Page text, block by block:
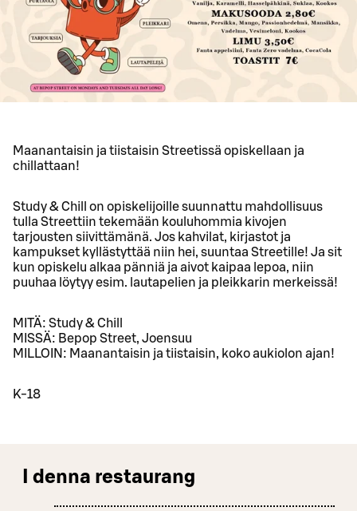
Maanantaisin ja tiistaisin Streetissä opiskellaan ja
chillattaan!
Study & Chill on opiskelijoille suunnattu mahdollisuus
tulla Streettiin tekemään kouluhommia kivojen
tarjousten siivittämänä. Jos kahvilat, kirjastot ja
kampukset kyllästyttää niin hei, suuntaa Streetille! Ja sit
kun opiskelu alkaa pänniä ja aivot kaipaa lepoa, niin
puuhaa löytyy esim. lautapelien ja pleikkarin merkeissä!
MITÄ: Study & Chill
MISSÄ: Bepop Street, Joensuu
MILLOIN: Maanantaisin ja tiistaisin, koko aukiolon ajan!
K-18
I denna restaurang